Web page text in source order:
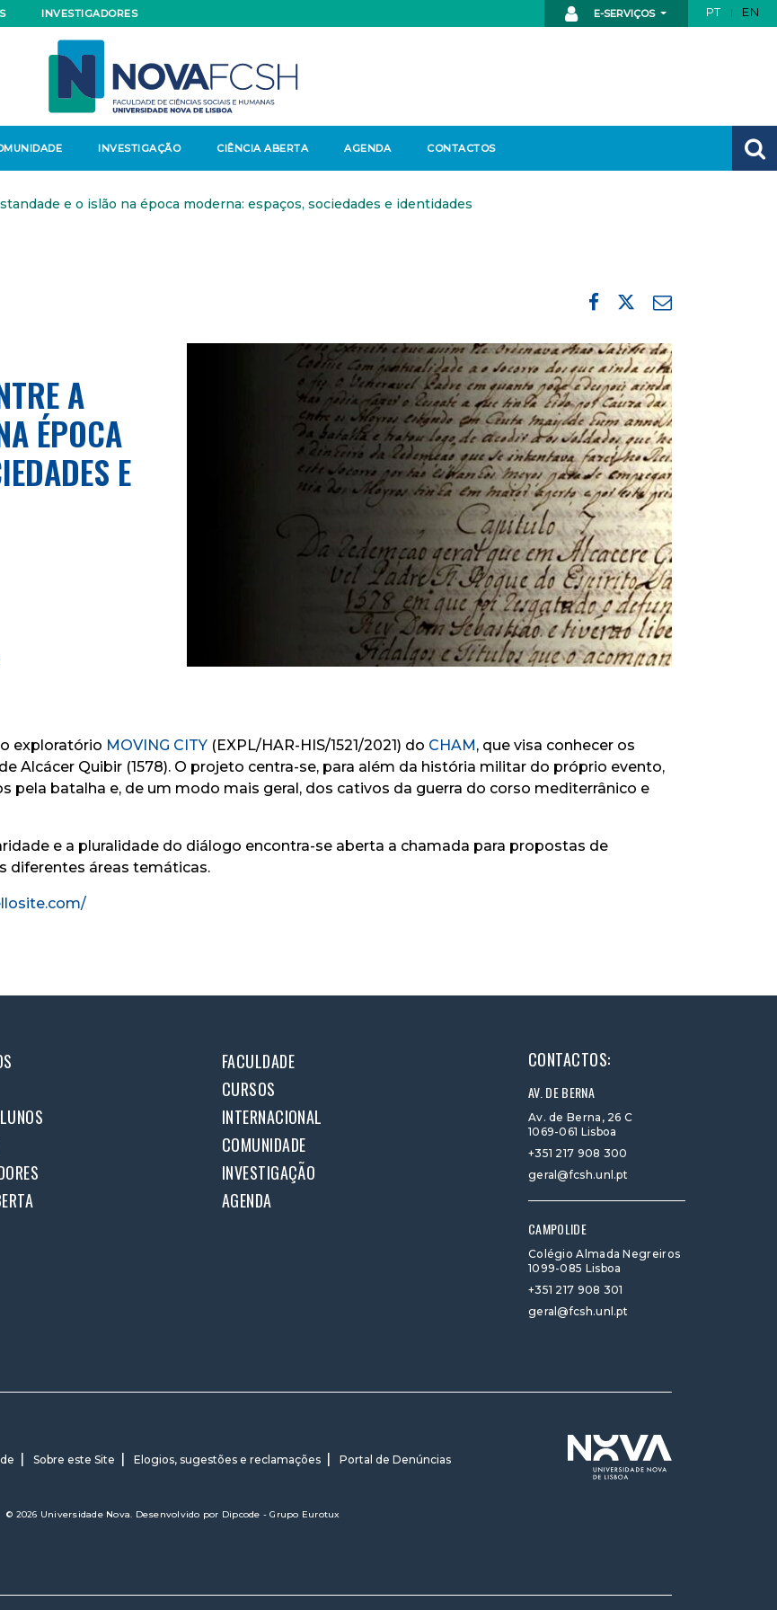
E-SERVIÇOS PT EN
INVESTIGADORES
INVESTIGAÇÃO CIÊNCIA ABERTA AGENDA CONTACTOS
e o islão na época moderna: espaços, sociedades e identidades
A
ÉPOCA
E
exploratório MOVING CITY (EXPL/HAR-HIS/1521/2021) do CHAM, que visa conhecer os
Alcácer Quibir (1578). O projeto centra-se, para além da história militar do próprio evento,
pela batalha e, de um modo mais geral, dos cativos da guerra do corso mediterrânico e
e a pluralidade do diálogo encontra-se aberta a chamada para propostas de
diferentes áreas temáticas.
FACULDADE
CURSOS
INTERNACIONAL
COMUNIDADE
INVESTIGAÇÃO
AGENDA
CONTACTOS:
AV. DE BERNA
Av. de Berna, 26 C
1069-061 Lisboa
+351 217 908 300
geral@fcsh.unl.pt
CAMPOLIDE
Colégio Almada Negreiros
1099-085 Lisboa
+351 217 908 301
geral@fcsh.unl.pt
Sobre este Site Elogios, sugestões e reclamações Portal de Denúncias
© 2026 Universidade Nova. Desenvolvido por Dipcode - Grupo Eurotux